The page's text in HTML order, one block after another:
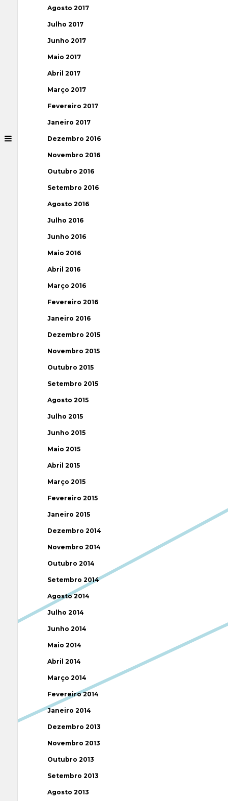
Agosto 2017
Julho 2017
Junho 2017
Maio 2017
Abril 2017
Março 2017
Fevereiro 2017
Janeiro 2017
Dezembro 2016
Novembro 2016
Outubro 2016
Setembro 2016
Agosto 2016
Julho 2016
Junho 2016
Maio 2016
Abril 2016
Março 2016
Fevereiro 2016
Janeiro 2016
Dezembro 2015
Novembro 2015
Outubro 2015
Setembro 2015
Agosto 2015
Julho 2015
Junho 2015
Maio 2015
Abril 2015
Março 2015
Fevereiro 2015
Janeiro 2015
Dezembro 2014
Novembro 2014
Outubro 2014
Setembro 2014
Agosto 2014
Julho 2014
Junho 2014
Maio 2014
Abril 2014
Março 2014
Fevereiro 2014
Janeiro 2014
Dezembro 2013
Novembro 2013
Outubro 2013
Setembro 2013
Agosto 2013